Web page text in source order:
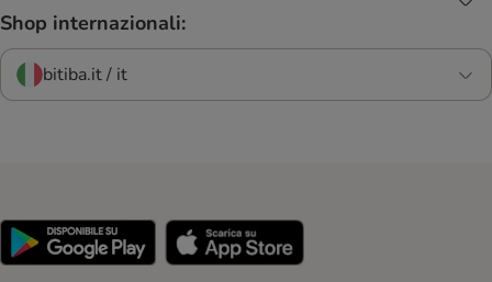
Shop internazionali:
bitiba.it / it